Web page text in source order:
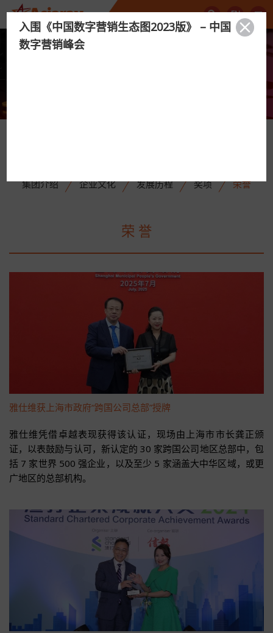
EN
集团介绍 企业文化 发展历程 奖项 荣誉
荣 誉
雅仕维获上海市政府“跨国公司总部”授牌
雅仕维凭借卓越表现获得该认证，现场由上海市市长龚正颁
证，以表鼓励与认可，新认定的 30 家跨国公司地区总部中，包
括 7 家世界 500 强企业，以及至少 5 家涵盖大中华区域，或更
广地区的总部机构。
入围《中国数字营销生态图2023版》 – 中国
数字营销峰会